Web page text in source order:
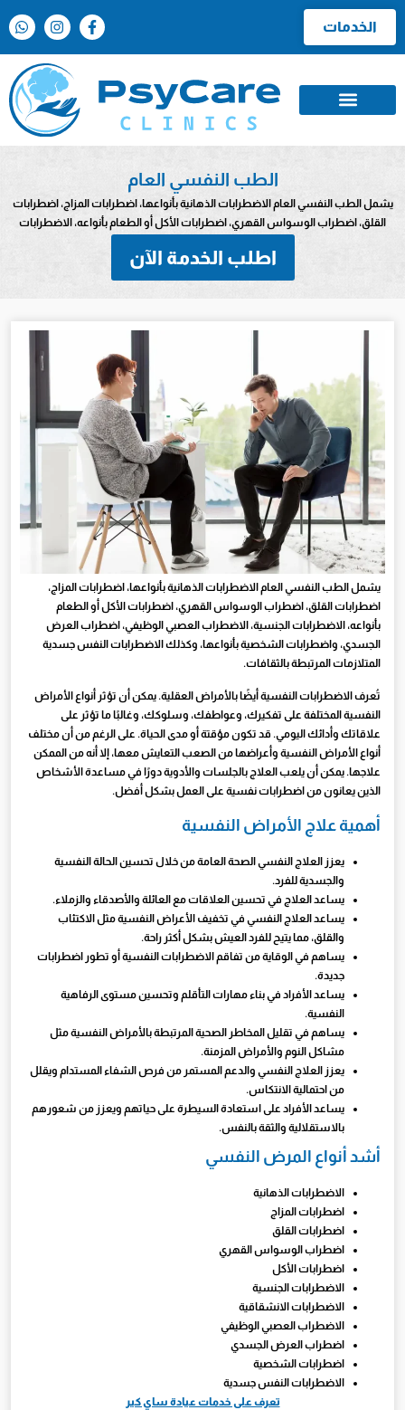
الخدمات
الطب النفسي العام
يشمل الطب النفسي العام الاضطرابات الذهانية بأنواعها، اضطرابات المزاج، اضطرابات
القلق، اضطراب الوسواس القهري، اضطرابات الأكل أو الطعام بأنواعه، الاضطرابات
اطلب الخدمة الآن
يشمل الطب النفسي العام الاضطرابات الذهانية بأنواعها، اضطرابات المزاج،
اضطرابات القلق، اضطراب الوسواس القهري، اضطرابات الأكل أو الطعام
بأنواعه، الاضطرابات الجنسية، الاضطراب العصبي الوظيفي، اضطراب العرض
الجسدي، واضطرابات الشخصية بأنواعها، وكذلك الاضطرابات النفس جسدية
المتلازمات المرتبطة بالثقافات.
تُعرف الاضطرابات النفسية أيضًا بالأمراض العقلية. يمكن أن تؤثر أنواع الأمراض
النفسية المختلفة على تفكيرك، وعواطفك، وسلوكك، وغالبًا ما تؤثر على
علاقاتك وأدائك اليومي. قد تكون مؤقتة أو مدى الحياة. على الرغم من أن مختلف
أنواع الأمراض النفسية وأعراضها من الصعب التعايش معها، إلا أنه من الممكن
علاجها. يمكن أن يلعب العلاج بالجلسات والأدوية دورًا في مساعدة الأشخاص
الذين يعانون من اضطرابات نفسية على العمل بشكل أفضل.
أهمية علاج الأمراض النفسية
يعزز العلاج النفسي الصحة العامة من خلال تحسين الحالة النفسية
والجسدية للفرد.
يساعد العلاج في تحسين العلاقات مع العائلة والأصدقاء والزملاء.
يساعد العلاج النفسي في تخفيف الأعراض النفسية مثل الاكتئاب
والقلق، مما يتيح للفرد العيش بشكل أكثر راحة.
يساهم في الوقاية من تفاقم الاضطرابات النفسية أو تطور اضطرابات
جديدة.
يساعد الأفراد في بناء مهارات التأقلم وتحسين مستوى الرفاهية
النفسية.
يساهم في تقليل المخاطر الصحية المرتبطة بالأمراض النفسية مثل
مشاكل النوم والأمراض المزمنة.
يعزز العلاج النفسي والدعم المستمر من فرص الشفاء المستدام ويقلل
من احتمالية الانتكاس.
يساعد الأفراد على استعادة السيطرة على حياتهم ويعزز من شعورهم
بالاستقلالية والثقة بالنفس.
أشد أنواع المرض النفسي
الاضطرابات الذهانية
اضطرابات المزاج
اضطرابات القلق
اضطراب الوسواس القهري
اضطرابات الأكل
الاضطرابات الجنسية
الاضطرابات الانشقاقية
الاضطراب العصبي الوظيفي
اضطراب العرض الجسدي
اضطرابات الشخصية
الاضطرابات النفس جسدية
تعرف على خدمات عيادة ساي كير